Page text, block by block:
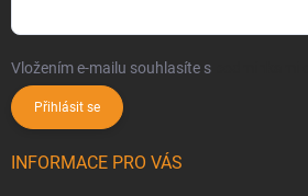
Vložením e-mailu souhlasíte s
Přihlásit se
INFORMACE PRO VÁS